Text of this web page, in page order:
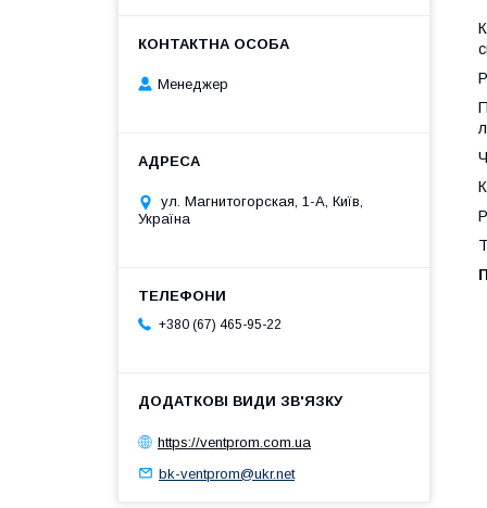
Менеджер
ул. Магнитогорская, 1-А, Київ,
Україна
+380 (67) 465-95-22
https://ventprom.com.ua
bk-ventprom@ukr.net